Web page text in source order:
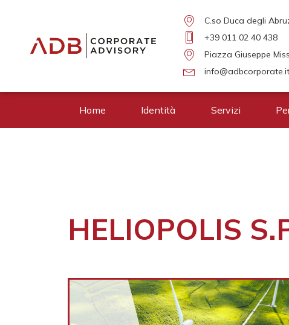
C.so Duca degli
+39 011 02 40 438
Piazza Giuseppe
info@adbcorporate.it
Home Identità Servizi
HELIOPOLIS